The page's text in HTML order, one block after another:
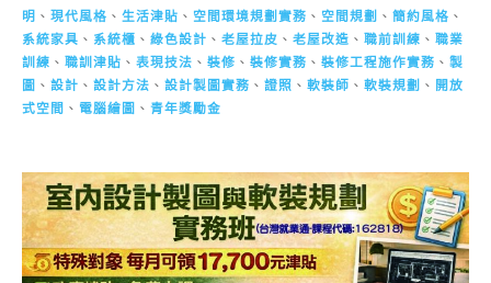
明 、 現代風格 、 生活津貼 、 空間環境規劃實務 、 空間規劃 、 簡約風格 、
系統家具 、 系統櫃 、 綠色設計 、 老屋拉皮 、 老屋改造 、 職前訓練 、 職業
訓練 、 職訓津貼 、 表現技法 、 裝修 、 裝修實務 、 裝修工程施作實務 、 製
圖 、 設計 、 設計方法 、 設計製圖實務 、 證照 、 軟裝師 、 軟裝規劃 、 開放
式空間 、 電腦繪圖 、 青年獎勵金